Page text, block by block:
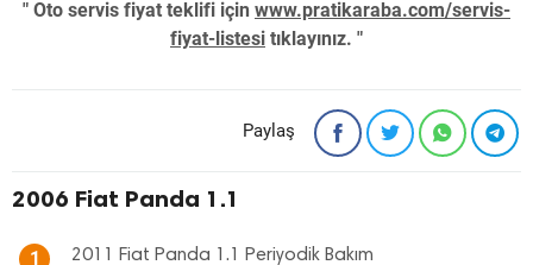
" Oto servis fiyat teklifi için www.pratikaraba.com/servis-
fiyat-listesi tıklayınız. "
Paylaş
2006 Fiat Panda 1.1
1 2011 Fiat Panda 1.1 Periyodik Bakım